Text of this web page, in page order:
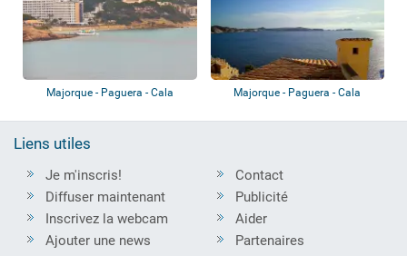
Majorque - Paguera - Cala
Majorque - Paguera - Cala
Liens utiles
Je m'inscris!
Diffuser maintenant
Inscrivez la webcam
Ajouter une news
Contact
Publicité
Aider
Partenaires